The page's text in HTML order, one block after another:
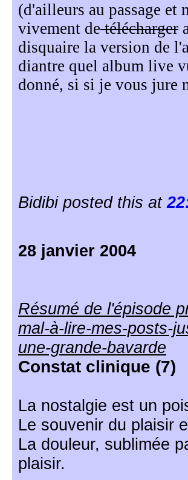
(d'ailleurs au passage et
vivement detélécharger
disquaire la version de
diantre quel album live
donné, si si je vous jure
Bidibi posted this at
28 janvier 2004
Résumé de l'épisode
mal-à-lire-mes-posts-
une-grande-bavarde
Constat clinique (7)
La nostalgie est un
Le souvenir du plaisir
La douleur, sublimée
plaisir.